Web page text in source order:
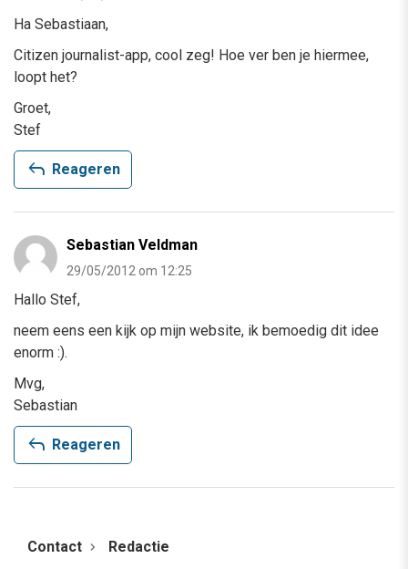
Ha Sebastiaan,
Citizen journalist-app, cool zeg! Hoe ver ben je hiermee,
loopt het?
Groet,
Stef
reply Reageren
Sebastian Veldman
29/05/2012 om 12:25
Hallo Stef,
neem eens een kijk op mijn website, ik bemoedig dit idee
enorm :).
Mvg,
Sebastian
reply Reageren
Contact Redactie